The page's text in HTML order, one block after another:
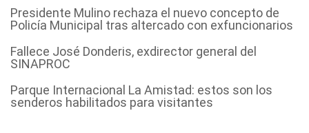
Presidente Mulino rechaza el nuevo concepto de
Policía Municipal tras altercado con exfuncionarios
Fallece José Donderis, exdirector general del
SINAPROC
Parque Internacional La Amistad: estos son los
senderos habilitados para visitantes